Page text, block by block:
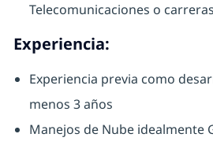
Telecomunicaciones o
Experiencia:
Experiencia previa como
menos 3 años
Manejos de Nube idealmente